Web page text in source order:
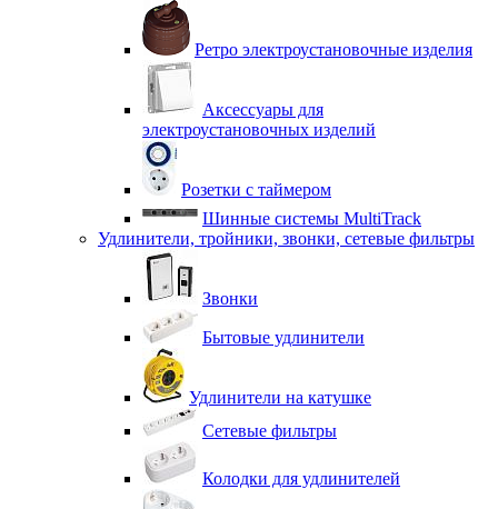
Ретро электроустановочные изделия
Аксессуары для
электроустановочных изделий
Розетки с таймером
Шинные системы MultiTrack
Удлинители, тройники, звонки, сетевые фильтры
Звонки
Бытовые удлинители
Удлинители на катушке
Сетевые фильтры
Колодки для удлинителей